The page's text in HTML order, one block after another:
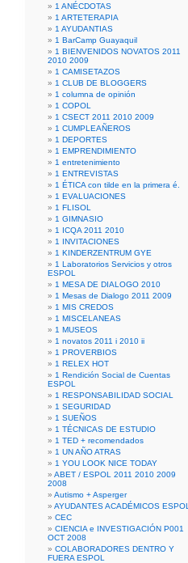
1 ANÉCDOTAS
1 ARTETERAPIA
1 AYUDANTIAS
1 BarCamp Guayaquil
1 BIENVENIDOS NOVATOS 2011
2010 2009
1 CAMISETAZOS
1 CLUB DE BLOGGERS
1 columna de opinión
1 COPOL
1 CSECT 2011 2010 2009
1 CUMPLEAÑEROS
1 DEPORTES
1 EMPRENDIMIENTO
1 entretenimiento
1 ENTREVISTAS
1 ÉTICA con tilde en la primera é.
1 EVALUACIONES
1 FLISOL
1 GIMNASIO
1 ICQA 2011 2010
1 INVITACIONES
1 KINDERZENTRUM GYE
1 Laboratorios Servicios y otros
ESPOL
1 MESA DE DIALOGO 2010
1 Mesas de Dialogo 2011 2009
1 MIS CREDOS
1 MISCELANEAS
1 MUSEOS
1 novatos 2011 i 2010 ii
1 PROVERBIOS
1 RELEX HOT
1 Rendición Social de Cuentas
ESPOL
1 RESPONSABILIDAD SOCIAL
1 SEGURIDAD
1 SUEÑOS
1 TÉCNICAS DE ESTUDIO
1 TED + recomendados
1 UN AÑO ATRAS
1 YOU LOOK NICE TODAY
ABET / ESPOL 2011 2010 2009
2008
Autismo + Asperger
AYUDANTES ACADÉMICOS ESPOL
CEC
CIENCIA e INVESTIGACIÓN P001
OCT 2008
COLABORADORES DENTRO Y
FUERA ESPOL